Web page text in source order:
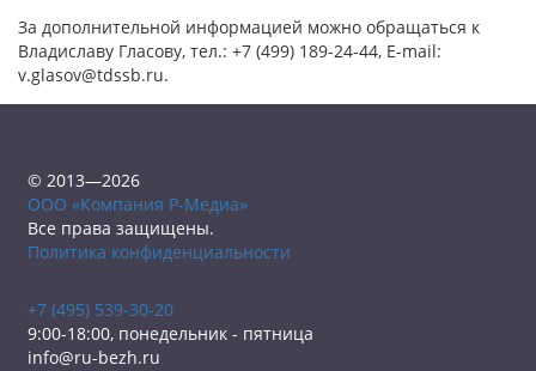
За дополнительной информацией можно обращаться к
Владиславу Гласову, тел.: +7 (499) 189-24-44, E-mail:
v.glasov@tdssb.ru.
© 2013—2026
ООО «Компания Р-Медиа»
Все права защищены.
Политика конфиденциальности
+7 (495) 539-30-20
9:00-18:00, понедельник - пятница
info@ru-bezh.ru